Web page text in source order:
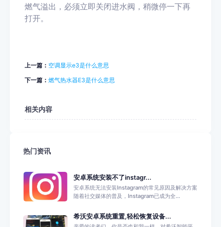
燃气溢出，必须立即关闭进水阀，稍微停一下再
打开。
上一篇： 空调显示e3是什么意思
下一篇： 燃气热水器E3是什么意思
相关内容
热门资讯
安卓系统安装不了instagr...
安卓系统无法安装Instagram的常见原因及解决方案
随着社交媒体的普及，Instagram已成为全...
希沃安卓系统重置,轻松恢复设备...